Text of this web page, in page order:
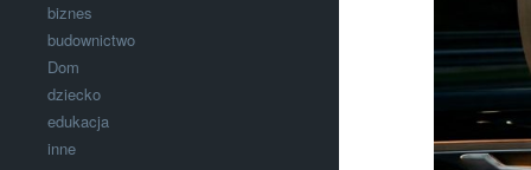
biznes
budownictwo
Dom
dziecko
edukacja
inne